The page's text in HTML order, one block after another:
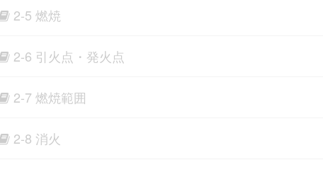
2-5 燃焼
2-6 引火点・発火点
2-7 燃焼範囲
2-8 消火